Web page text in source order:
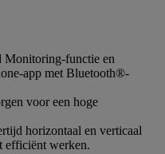
Monitoring-functie en
app met Bluetooth®-
voor een hoge
horizontaal en verticaal
efficiënt werken.